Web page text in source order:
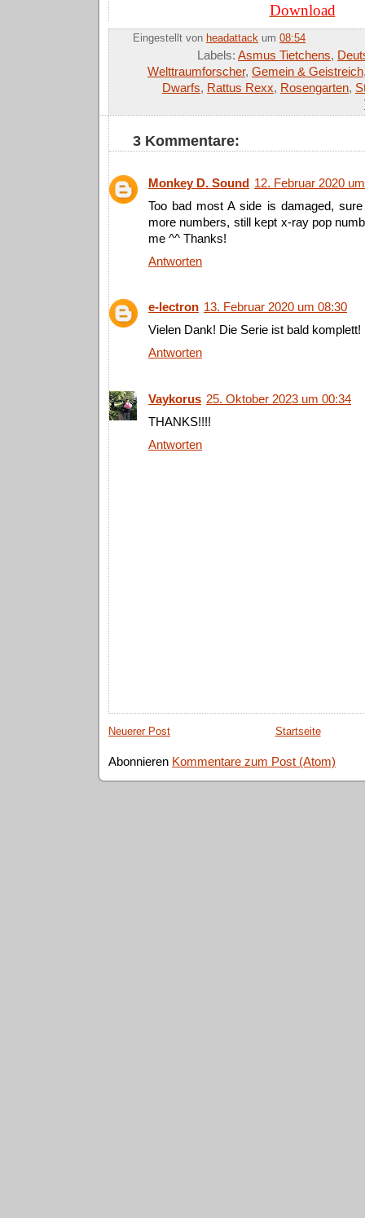
Download
Eingestellt von headattack um 08:54
Labels: Asmus Tietchens,
Welttraumforscher, Gemein & Geistreich
Dwarfs, Rattus Rexx, Rosengarten,
3 Kommentare:
Monkey D. Sound 12. Februar 2020
Too bad most A side is damaged,
more numbers, still kept x-ray pop
me ^^ Thanks!
Antworten
e-lectron 13. Februar 2020 um 08:30
Vielen Dank! Die Serie ist bald komplett!
Antworten
Vaykorus 25. Oktober 2023 um 00:34
THANKS!!!!
Antworten
Neuerer Post Startseite
Abonnieren Kommentare zum Post (Atom)